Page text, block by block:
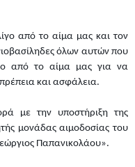
από το αίμα μας και τον
όλων αυτών που
από το αίμα μας για να
και ασφάλεια.
με την υποστήριξη της
μονάδας αιμοδοσίας του
Παπανικολάου».